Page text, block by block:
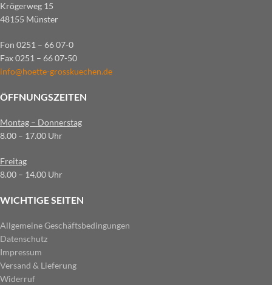
Krögerweg 15
48155 Münster
Fon 0251 – 66 07-0
Fax 0251 – 66 07-50
info@hoette-grosskuechen.de
ÖFFNUNGSZEITEN
Montag – Donnerstag
8.00 – 17.00 Uhr
Freitag
8.00 – 14.00 Uhr
WICHTIGE SEITEN
Allgemeine Geschäftsbedingungen
Datenschutz
Impressum
Versand & Lieferung
Widerruf